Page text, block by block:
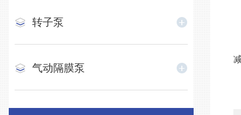
转子泵
气动隔膜泵